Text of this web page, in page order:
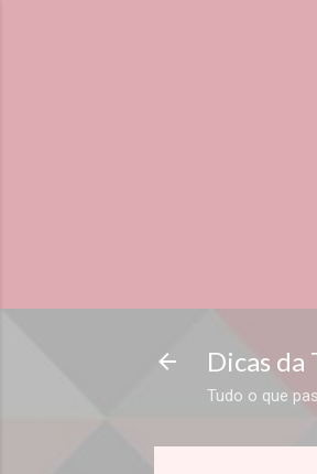
Dicas da
Tudo o que